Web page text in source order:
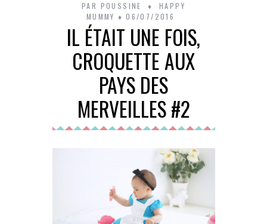
PAR POUSSINE
HAPPY
MUMMY
06/07/2016
IL ÉTAIT UNE FOIS,
CROQUETTE AUX
PAYS DES
MERVEILLES #2